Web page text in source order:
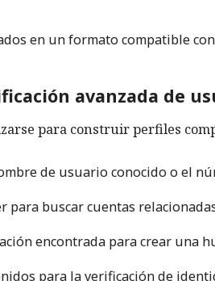
en un formato compatible
avanzada de
para construir perfiles
de usuario conocido o el
para buscar cuentas
encontrada para crear una
para la verificación de